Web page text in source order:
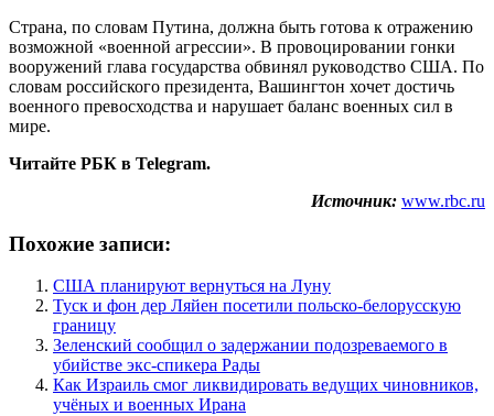
Страна, по словам Путина, должна быть готова к отражению
возможной «военной агрессии». В провоцировании гонки
вооружений глава государства обвинял руководство США. По
словам российского президента, Вашингтон хочет достичь
военного превосходства и нарушает баланс военных сил в
мире.
Читайте РБК в Telegram.
Источник: www.rbc.ru
Похожие записи:
США планируют вернуться на Луну
Туск и фон дер Ляйен посетили польско-белорусскую
границу
Зеленский сообщил о задержании подозреваемого в
убийстве экс-спикера Рады
Как Израиль смог ликвидировать ведущих чиновников,
учёных и военных Ирана